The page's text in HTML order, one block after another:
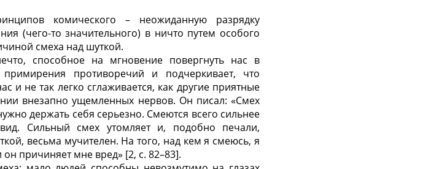
комического – неожиданную разрядку
(чего-то значительного) в ничто путем особого
смеха над шуткой.
способное на мгновение повергнуть нас в
противоречий и подчеркивает, что
не так легко сглаживается, как другие приятные
внезапно ущемленных нервов. Он писал: «Смех
держать себя серьезно. Смеются всего сильнее
Сильный смех утомляет и, подобно печали,
весьма мучителен. На того, над кем я смеюсь, я
причиняет мне вред» [2, c. 82–83].